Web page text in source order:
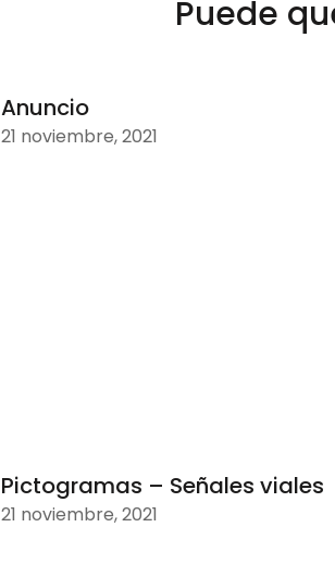
Puede
Anuncio
21 noviembre, 2021
Pictogramas – Señales viales
21 noviembre, 2021